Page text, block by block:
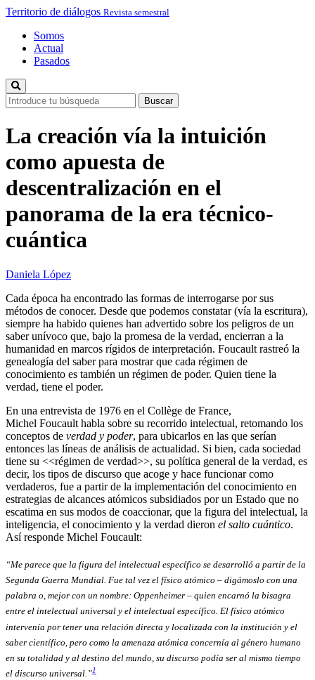
Territorio de diálogos Revista semestral
Somos
Actual
Pasados
La creación vía la intuición
como apuesta de
descentralización en el
panorama de la era técnico-
cuántica
Daniela López
Cada época ha encontrado las formas de interrogarse por sus
métodos de conocer. Desde que podemos constatar (vía la escritura),
siempre ha habido quienes han advertido sobre los peligros de un
saber unívoco que, bajo la promesa de la verdad, encierran a la
humanidad en marcos rígidos de interpretación. Foucault rastreó la
genealogía del saber para mostrar que cada régimen de
conocimiento es también un régimen de poder. Quien tiene la
verdad, tiene el poder.
En una entrevista de 1976 en el Collège de France,
Michel Foucault habla sobre su recorrido intelectual, retomando los
conceptos de verdad y poder, para ubicarlos en las que serían
entonces las líneas de análisis de actualidad. Si bien, cada sociedad
tiene su <<régimen de verdad>>, su política general de la verdad, es
decir, los tipos de discurso que acoge y hace funcionar como
verdaderos, fue a partir de la implementación del conocimiento en
estrategias de alcances atómicos subsidiados por un Estado que no
escatima en sus modos de coaccionar, que la figura del intelectual, la
inteligencia, el conocimiento y la verdad dieron el salto cuántico.
Así responde Michel Foucault:
“Me parece que la figura del intelectual específico se desarrolló a partir de la
Segunda Guerra Mundial. Fue tal vez el físico atómico – digámoslo con una
palabra o, mejor con un nombre: Oppenheimer – quien encarnó la bisagra
entre el intelectual universal y el intelectual específico. El físico atómico
intervenía por tener una relación directa y localizada con la institución y el
saber científico, pero como la amenaza atómica concernía al género humano
en su totalidad y al destino del mundo, su discurso podía ser al mismo tiempo
el discurso universal.”1